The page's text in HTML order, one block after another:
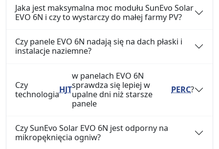
Jaka jest maksymalna moc modułu SunEvo Solar
EVO 6N i czy to wystarczy do małej farmy PV?
Czy panele EVO 6N nadają się na dach płaski i
instalacje naziemne?
Czy
technologiaHJT
w panelach EVO 6N
sprawdza się lepiej w
upalne dni niż starsze
panele
PERC?
Czy SunEvo Solar EVO 6N jest odporny na
mikropęknięcia ogniw?